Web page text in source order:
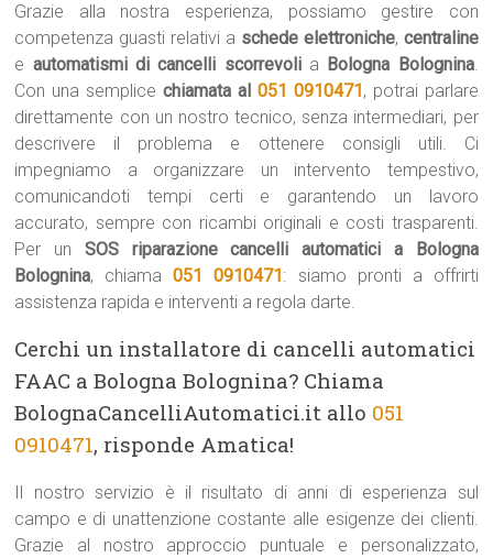
Grazie alla nostra esperienza, possiamo gestire con
competenza guasti relativi a schede elettroniche, centraline
e automatismi di cancelli scorrevolia Bologna Bolognina.
Con una semplicechiamata al 051 0910471, potrai parlare
direttamente con un nostro tecnico, senza intermediari, per
descrivere il problema e ottenere consigli utili. Ci
impegniamo a organizzare un intervento tempestivo,
comunicandoti tempi certi e garantendo un lavoro
accurato, sempre con ricambi originali e costi trasparenti.
Per un SOS riparazione cancelli automatici a Bologna
Bolognina, chiama051 0910471: siamo pronti a offrirti
assistenza rapida e interventi a regola darte.
Cerchi un installatore di cancelli automatici
FAAC a Bologna Bolognina? Chiama
BolognaCancelliAutomatici.it allo 051
0910471, risponde Amatica!
Il nostro servizio è il risultato di anni di esperienza sul
campo e di unattenzione costante alle esigenze dei clienti.
Grazie al nostro approccio puntuale e personalizzato,